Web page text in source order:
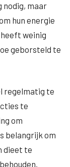
nodig, maar
hun energie
weinig
geborsteld te
regelmatig te
te
om
belangrijk om
dieet te